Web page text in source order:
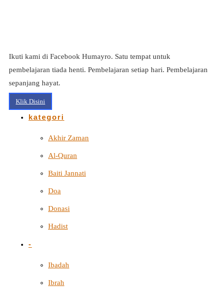
Ikuti kami di Facebook Humayro. Satu tempat untuk
pembelajaran tiada henti. Pembelajaran setiap hari. Pembelajaran
sepanjang hayat.
Klik Disini
kategori
Akhir Zaman
Al-Quran
Baiti Jannati
Doa
Donasi
Hadist
-
Ibadah
Ibrah